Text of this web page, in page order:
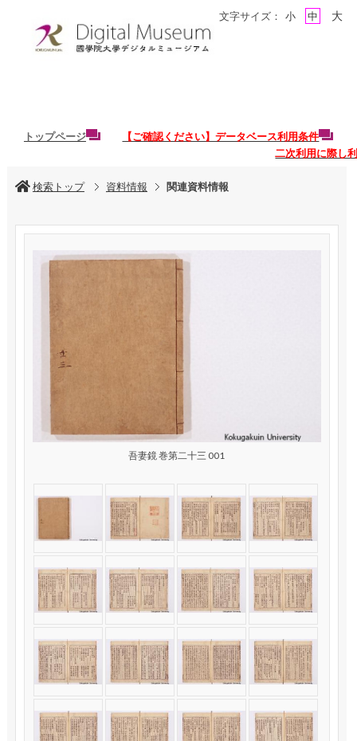
トップページ
【ご確認ください】データベース利用条件
二次利用に際し
文字サイズ： 小 中 大
検索トップ 資料情報 関連資料情報
吾妻鏡 巻第二十三 001